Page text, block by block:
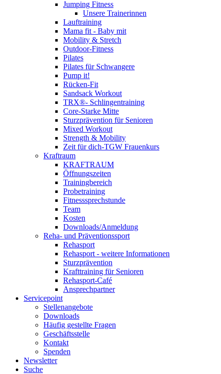
Jumping Fitness
Unsere Trainerinnen
Lauftraining
Mama fit - Baby mit
Mobility & Stretch
Outdoor-Fitness
Pilates
Pilates für Schwangere
Pump it!
Rücken-Fit
Sandsack Workout
TRX®- Schlingentraining
Core-Starke Mitte
Sturzprävention für Senioren
Mixed Workout
Strength & Mobility
Zeit für dich-TGW Frauenkurs
Kraftraum
KRAFTRAUM
Öffnungszeiten
Trainingbereich
Probetraining
Fitnesssprechstunde
Team
Kosten
Downloads/Anmeldung
Reha- und Präventionssport
Rehasport
Rehasport - weitere Informationen
Sturzprävention
Krafttraining für Senioren
Rehasport-Café
Ansprechpartner
Servicepoint
Stellenangebote
Downloads
Häufig gestellte Fragen
Geschäftsstelle
Kontakt
Spenden
Newsletter
Suche